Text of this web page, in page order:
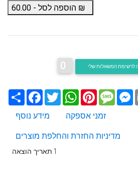
הוספה לסל - 60.00
0
שתף Facebook
TwitterWhatsApp
Pinterest
מידע נוסף
זמני אספקה
מדיניות החזרת והחלפת מוצרים
תאריך הוצאה 1